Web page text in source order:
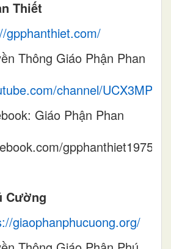
Thiết
gpphanthiet.com/
Thông Giáo Phận Phan
channel/
Giáo Phận Phan
gpphanthiet1975/
Cường
giaophanphucuong.org/